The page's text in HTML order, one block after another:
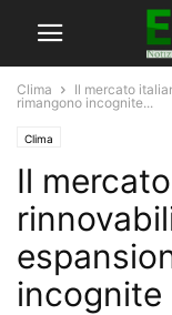
Clima
Il mercato
rimangono incognite...
Clima
Il
incognite